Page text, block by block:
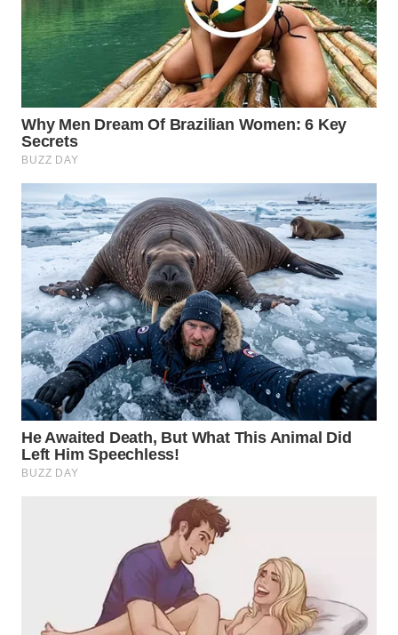
WN
LABUANBAJO
BORNEO
Wahana
Media
WAHANA
NEWS
WAHANA
TANI
WAHANA
ADVOKAT
WAHANA
INFRASTRUKTUR
WAHANA
TRAVEL